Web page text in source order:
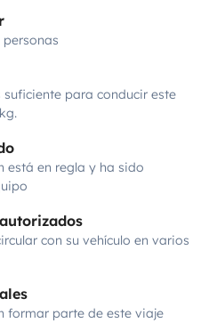
suficiente para conducir este
está en regla y ha sido
con su vehículo en varios
formar parte de este viaje